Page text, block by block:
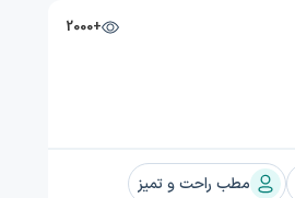
+2000
مطب راحت و تمیز